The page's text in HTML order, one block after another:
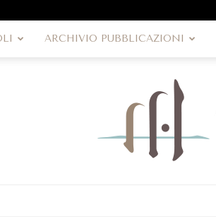
ARCHIVIO PUBBLICAZIONI